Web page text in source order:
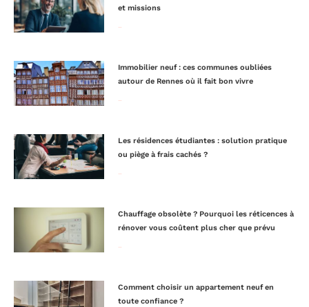
et missions
Immobilier neuf : ces communes oubliées
autour de Rennes où il fait bon vivre
Les résidences étudiantes : solution pratique
ou piège à frais cachés ?
Chauffage obsolète ? Pourquoi les réticences à
rénover vous coûtent plus cher que prévu
Comment choisir un appartement neuf en
toute confiance ?